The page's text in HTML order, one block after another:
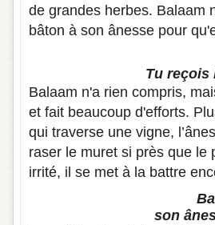
de grandes herbes. Balaam
bâton à son ânesse pour
Tu reçois
Balaam n'a rien compris,
et fait beaucoup d'efforts.
qui traverse une vigne,
raser le muret si près que le
irrité, il se met à la battre
son